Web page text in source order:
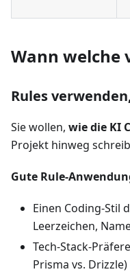
Wann welche
Rules
Sie wollen, wie die KI
Projekt hinweg
Gute Rule-
Einen Coding-Stil
Leerzeichen,
Tech-Stack-
Prisma vs. Drizzle)